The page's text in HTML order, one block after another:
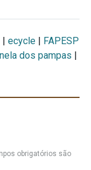
ecycle
FAPESP
dos pampas
obrigatórios são